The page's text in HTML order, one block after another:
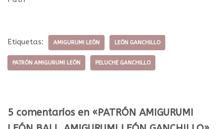
Etiquetas: AMIGURUMI LEÓN LEÓN GANCHILLO
PATRÓN AMIGURUMI LEÓN PELUCHE GANCHILLO
5 comentarios en «PATRÓN AMIGURUMI